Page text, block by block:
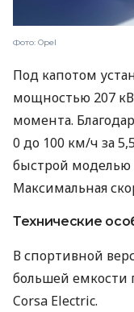
Фото: Opel
Под капотом
мощностью 207
момента.
0 до 100 км/ч за
быстрой моделью
Максимальная
Технические
В спортивной
большей емкости
Corsa Electric.